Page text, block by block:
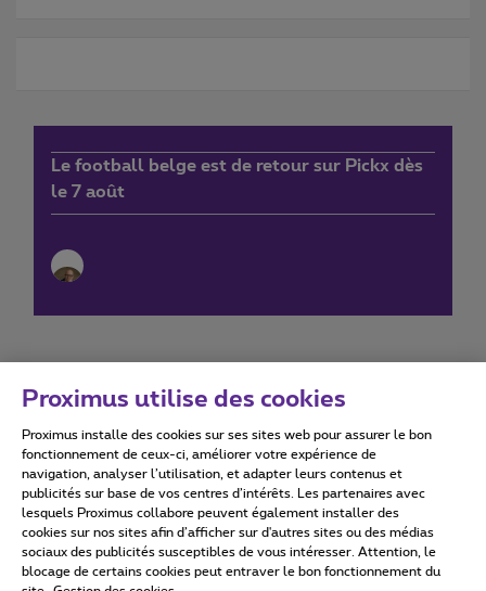
Le football belge est de retour sur Pickx dès
le 7 août
Conditions d'utilisation Accessibility statement
Tous droits réservés. © 2026
Proximus utilise des cookies
Proximus installe des cookies sur ses sites web pour assurer le bon
fonctionnement de ceux-ci, améliorer votre expérience de
navigation, analyser l’utilisation, et adapter leurs contenus et
publicités sur base de vos centres d’intérêts. Les partenaires avec
lesquels Proximus collabore peuvent également installer des
cookies sur nos sites afin d’afficher sur d'autres sites ou des médias
sociaux des publicités susceptibles de vous intéresser. Attention, le
blocage de certains cookies peut entraver le bon fonctionnement du